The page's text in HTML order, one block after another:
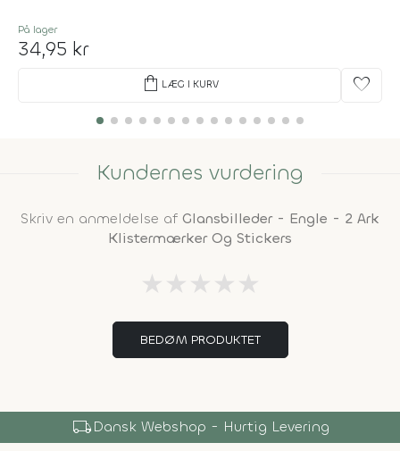
På lager
34,95 kr
shopping_bag LÆG I KURV favorite
Kundernes vurdering
Skriv en anmeldelse af Glansbilleder - Engle - 2 Ark
Klistermærker Og Stickers
★ ★ ★ ★ ★
BEDØM PRODUKTET
local_shippingDansk Webshop - Hurtig Levering